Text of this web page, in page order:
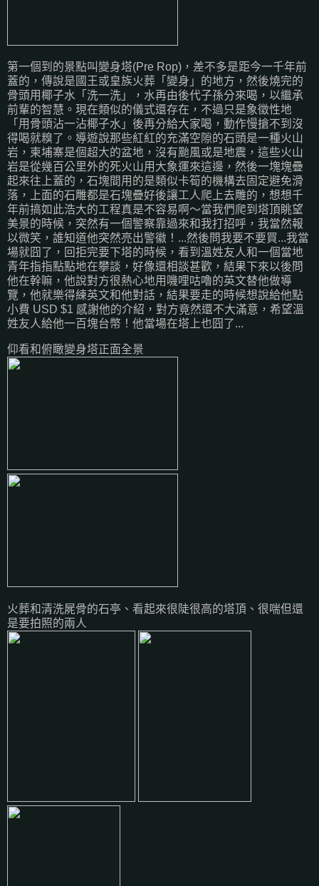
第一個到的景點叫變身塔(Pre Rop)，差不多是距今一千年前
蓋的，傳說是國王或皇族火葬「變身」的地方，然後燒完的
骨頭用椰子水「洗一洗」，水再由後代子孫分來喝，以繼承
前輩的智慧。現在類似的儀式還存在，不過只是象徵性地
「用骨頭沾一沾椰子水」後再分給大家喝，動作慢搶不到沒
得喝就糗了。導遊說那些紅紅的充滿空隙的石頭是一種火山
岩，柬埔寨是個超大的盆地，沒有颱風或是地震，這些火山
岩是從幾百公里外的死火山用大象運來這邊，然後一塊塊疊
起來往上蓋的，石塊間用的是類似卡筍的機構去固定避免滑
落，上面的石雕都是石塊疊好後讓工人爬上去雕的，想想千
年前搞如此浩大的工程真是不容易啊～當我們爬到塔頂眺望
美景的時候，突然有一個警察靠過來和我打招呼，我當然報
以微笑，誰知道他突然亮出警徽！...然後問我要不要買...我當
場就囧了，回拒完要下塔的時候，看到溫姓友人和一個當地
青年指指點點地在攀談，好像還相談甚歡，結果下來以後問
他在幹嘛，他說對方很熱心地用嘰哩咕嚕的英文替他做導
覽，他就樂得練英文和他對話，結果要走的時候想說給他點
小費 USD $1 感謝他的介紹，對方竟然還不大滿意，希望溫
姓友人給他一百塊台幣！他當場在塔上也囧了...
仰看和俯瞰變身塔正面全景
火葬和清洗屍骨的石亭、看起來很陡很高的塔頂、很喘但還
是要拍照的兩人